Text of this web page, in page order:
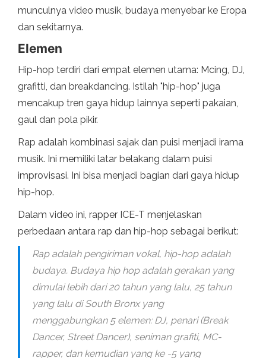
munculnya video musik, budaya menyebar ke Eropa
dan sekitarnya.
Elemen
Hip-hop terdiri dari empat elemen utama: Mcing, DJ,
grafitti, dan breakdancing. Istilah "hip-hop" juga
mencakup tren gaya hidup lainnya seperti pakaian,
gaul dan pola pikir.
Rap adalah kombinasi sajak dan puisi menjadi irama
musik. Ini memiliki latar belakang dalam puisi
improvisasi. Ini bisa menjadi bagian dari gaya hidup
hip-hop.
Dalam video ini, rapper ICE-T menjelaskan
perbedaan antara rap dan hip-hop sebagai berikut:
Rap adalah pengiriman vokal, hip-hop adalah
budaya. Budaya hip hop adalah gerakan yang
dimulai lebih dari 20 tahun yang lalu, 25 tahun
yang lalu di South Bronx yang
menggabungkan 5 elemen: DJ, penari (Break
Dancer, Street Dancer), seniman grafiti, MC-
rapper, dan kemudian yang ke -5 yang